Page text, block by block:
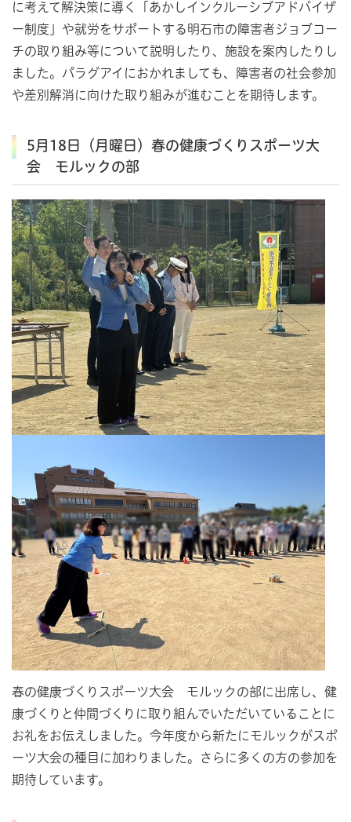
に考えて解決策に導く「あかしインクルーシブアドバイザ
ー制度」や就労をサポートする明石市の障害者ジョブコー
チの取り組み等について説明したり、施設を案内したりし
ました。パラグアイにおかれましても、障害者の社会参加
や差別解消に向けた取り組みが進むことを期待します。
5月18日（月曜日）春の健康づくりスポーツ大
会 モルックの部
春の健康づくりスポーツ大会 モルックの部に出席し、健
康づくりと仲間づくりに取り組んでいただいていることに
お礼をお伝えしました。今年度から新たにモルックがスポ
ーツ大会の種目に加わりました。さらに多くの方の参加を
期待しています。